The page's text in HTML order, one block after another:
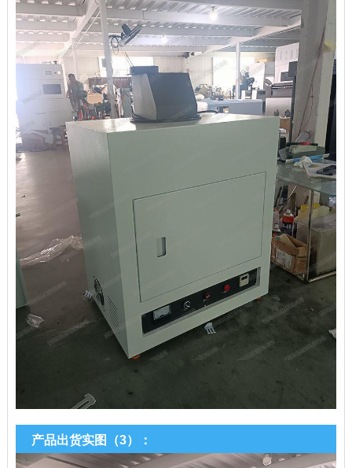
产品出货实图（3）：